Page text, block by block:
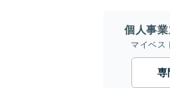
個人事
マイベス
専